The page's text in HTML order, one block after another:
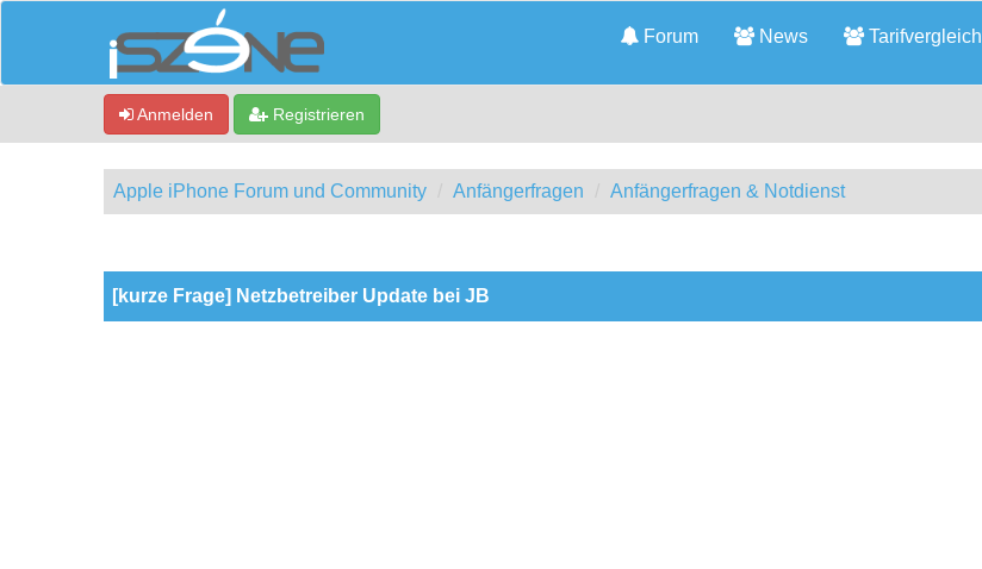
Forum News Tarifvergleich
Anmelden Registrieren
Apple iPhone Forum und Community Anfängerfragen Anfängerfragen & Notdienst
[kurze Frage] Netzbetreiber Update bei JB